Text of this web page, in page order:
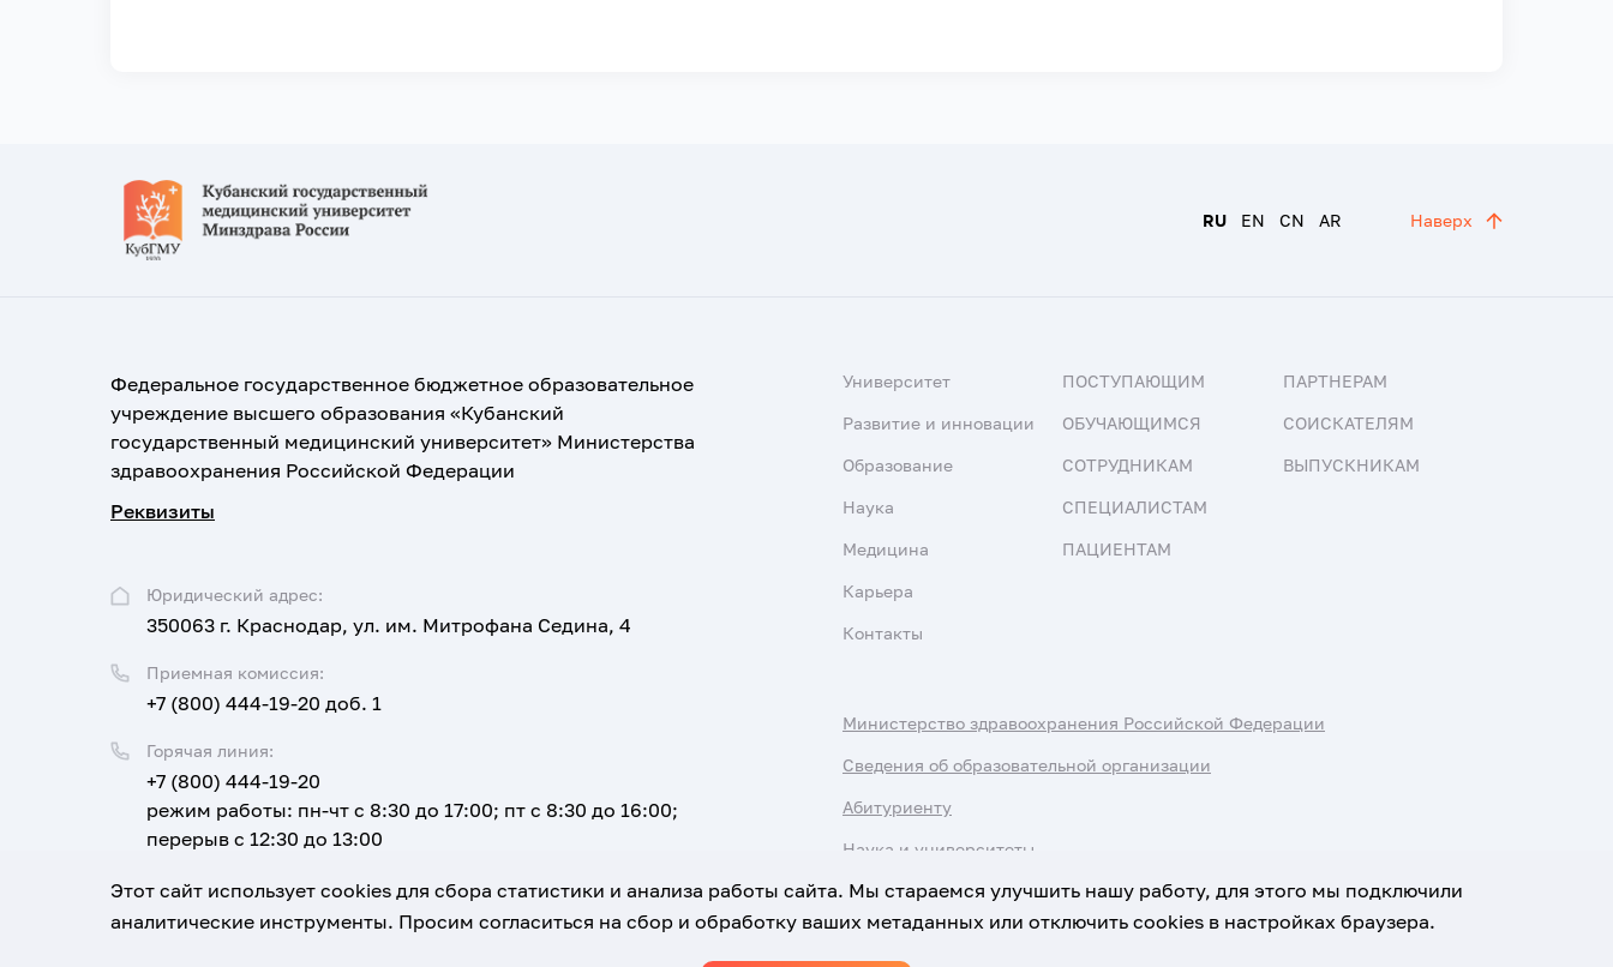
RU EN CN AR Наверх
Федеральное государственное бюджетное образовательное
учреждение высшего образования «Кубанский
государственный медицинский университет» Министерства
здравоохранения Российской Федерации
Реквизиты
Юридический адрес:
350063 г. Краснодар, ул. им. Митрофана Седина, 4
Приемная комиссия:
+7 (800) 444-19-20 доб. 1
Горячая линия:
+7 (800) 444-19-20
режим работы: пн-чт с 8:30 до 17:00; пт с 8:30 до 16:00;
перерыв с 12:30 до 13:00
Email:
corpus@ksma.ru
Университет
Развитие и инновации
Образование
Наука
Медицина
Карьера
Контакты
ПОСТУПАЮЩИМ
ОБУЧАЮЩИМСЯ
СОТРУДНИКАМ
СПЕЦИАЛИСТАМ
ПАЦИЕНТАМ
ПАРТНЕРАМ
СОИСКАТЕЛЯМ
ВЫПУСКНИКАМ
Министерство здравоохранения Российской Федерации
Сведения об образовательной организации
Абитуриенту
Наука и университеты
Этот сайт использует cookies для сбора статистики и анализа работы сайта. Мы стараемся улучшить нашу работу, для этого мы подключили
аналитические инструменты. Просим согласиться на сбор и обработку ваших метаданных или отключить cookies в настройках браузера.